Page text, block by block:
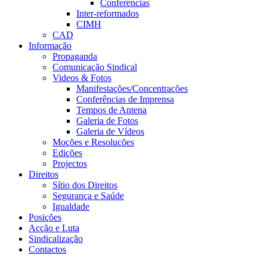
Conferências
Inter-reformados
CIMH
CAD
Informação
Propaganda
Comunicação Sindical
Videos & Fotos
Manifestações/Concentrações
Conferências de Imprensa
Tempos de Antena
Galeria de Fotos
Galeria de Vídeos
Moções e Resoluções
Edições
Projectos
Direitos
Sítio dos Direitos
Segurança e Saúde
Igualdade
Posições
Acção e Luta
Sindicalização
Contactos